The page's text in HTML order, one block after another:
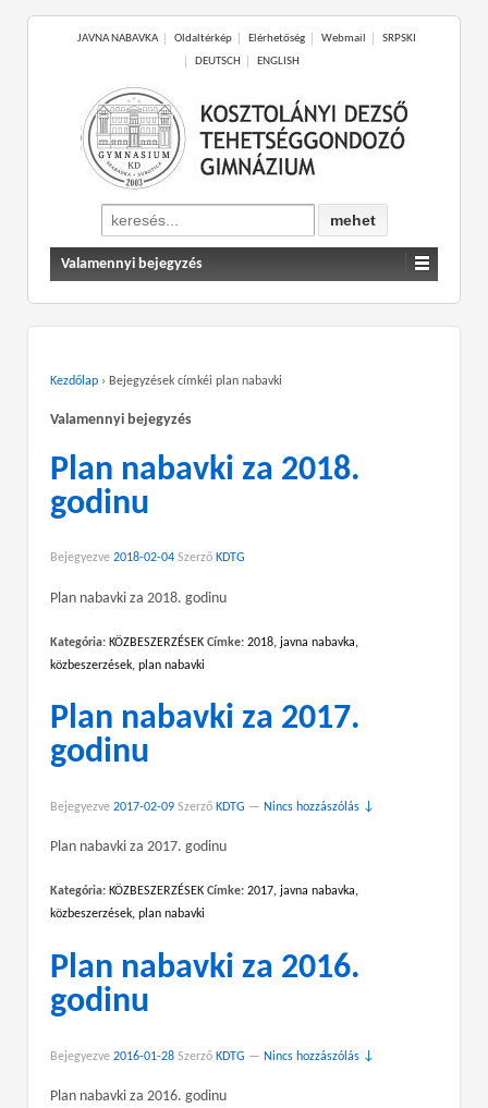
JAVNA NABAVKA Oldaltérkép Elérhetőség Webmail
SRPSKI
DEUTSCH
ENGLISH
Search
for:
Valamennyi bejegyzés
Kezdőlap › Bejegyzések címkéi plan nabavki
Valamennyi bejegyzés
Plan nabavki za 2018.
godinu
Bejegyezve 2018-02-04 Szerző KDTG
Plan nabavki za 2018. godinu
Kategória: KÖZBESZERZÉSEK Címke: 2018, javna nabavka,
közbeszerzések, plan nabavki
Plan nabavki za 2017.
godinu
Bejegyezve 2017-02-09 Szerző KDTG — Nincs hozzászólás ↓
Plan nabavki za 2017. godinu
Kategória: KÖZBESZERZÉSEK Címke: 2017, javna nabavka,
közbeszerzések, plan nabavki
Plan nabavki za 2016.
godinu
Bejegyezve 2016-01-28 Szerző KDTG — Nincs hozzászólás ↓
Plan nabavki za 2016. godinu